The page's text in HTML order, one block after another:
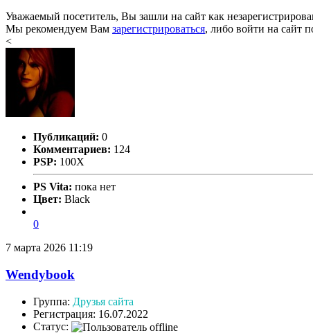
Уважаемый посетитель, Вы зашли на сайт как
Мы рекомендуем Вам зарегистрироваться, либо войти на сайт
<
Публикаций: 0
Комментариев: 124
PSP: 100X
PS Vita: пока нет
Цвет: Black
0
7 марта 2026 11:19
Wendybook
Группа: Друзья сайта
Регистрация: 16.07.2022
Статус: